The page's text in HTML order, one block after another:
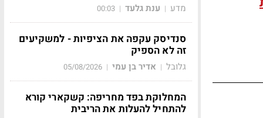
מדע | ענת גלעד |
00:03
סנדיסק עקפה את הציפיות - למשקיעים
זה לא הספיק
גלובל | אדיר בן עמי |
05/08/2026
המחלוקת בפד מחריפה: קשקארי קורא
להתחיל להעלות את הריבית